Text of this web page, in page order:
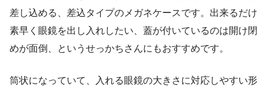
差し込める、差込タイプのメガネケースです。出来るだけ
素早く眼鏡を出し入れしたい、蓋が付いているのは開け閉
めが面倒、というせっかちさんにもおすすめです。
筒状になっていて、入れる眼鏡の大きさに対応しやすい形